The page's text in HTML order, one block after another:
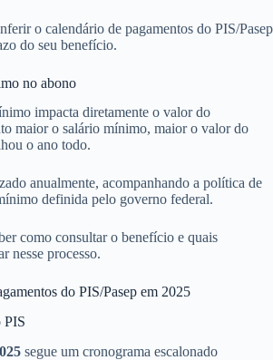
o calendário de pagamentos do PIS/Pasep
do seu benefício.
no abono
impacta diretamente o valor do
maior o salário mínimo, maior o valor do
o ano todo.
anualmente, acompanhando a política de
definida pelo governo federal.
como consultar o benefício e quais
nesse processo.
do PIS/Pasep em 2025
PIS
segue um cronograma escalonado